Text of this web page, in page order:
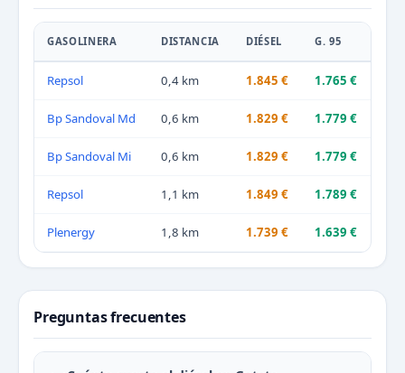
GASOLINERA DISTANCIA DIÉSEL G. 95
Repsol 0,4 km 1.845 € 1.765 €
Bp Sandoval Md 0,6 km 1.829 € 1.779 €
Bp Sandoval Mi 0,6 km 1.829 € 1.779 €
Repsol 1,1 km 1.849 € 1.789 €
Plenergy 1,8 km 1.739 € 1.639 €
Preguntas frecuentes